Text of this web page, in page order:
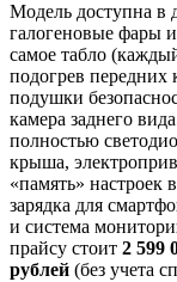
Модель доступна в
галогеновые фары
самое табло
подогрев передних
подушки
камера заднего
полностью
крыша,
«память» настроек
зарядка для
и система
прайсу стоит 2 599
рублей (без учета